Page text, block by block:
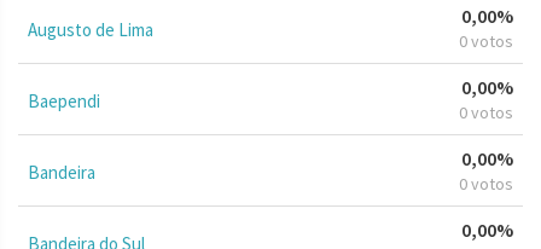
Augusto de Lima
0,00%
0 votos
Baependi
0,00%
0 votos
Bandeira
0,00%
0 votos
Bandeira do Sul
0,00%